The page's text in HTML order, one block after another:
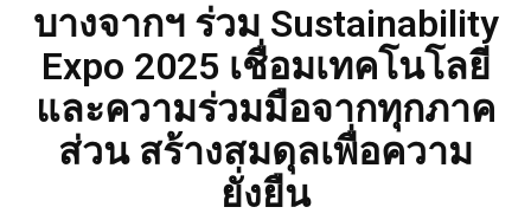
บางจากฯ ร่วม Sustainability
Expo 2025 เชื่อมเทคโนโลยี
และความร่วมมือจากทุกภาค
ส่วน สร้างสมดุลเพื่อความ
ยั่งยืน